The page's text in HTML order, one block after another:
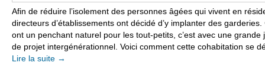
Afin de réduire l’isolement des personnes âgées qui vivent en
directeurs d’établissements ont décidé d’y implanter des
ont un penchant naturel pour les tout-petits, c’est avec une grande
de projet intergénérationnel. Voici comment cette cohabitation se
Lire la suite →